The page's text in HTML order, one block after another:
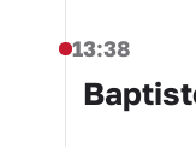
13:38